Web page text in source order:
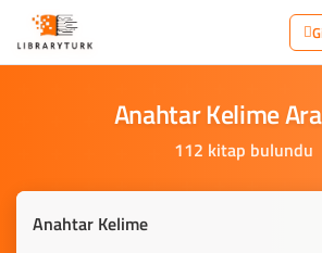
AnahtarKelime
112 kitap bulundu